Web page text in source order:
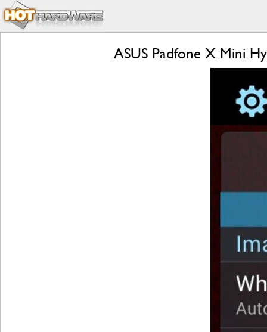
ASUS Padfone X Mini